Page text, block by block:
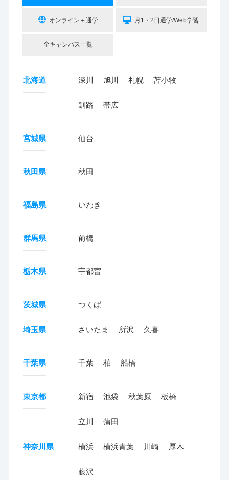
オンライン＋通学 月1・2日通学/Web学習
全キャンパス一覧
北海道 深川 旭川 札幌 苫小牧
釧路 帯広
宮城県 仙台
秋田県 秋田
福島県 いわき
群馬県 前橋
栃木県 宇都宮
茨城県 つくば
埼玉県 さいたま 所沢 久喜
千葉県 千葉 柏 船橋
東京都 新宿 池袋 秋葉原 板橋
立川 蒲田
神奈川県 横浜 横浜青葉 川崎 厚木
藤沢